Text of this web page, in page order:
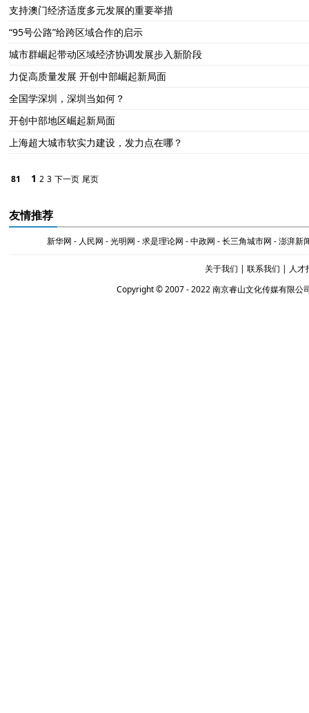
支持澳门经济适度多元发展的重要举措
“95号公路”给跨区域合作的启示
城市群崛起带动区域经济协调发展步入新阶段
力促高质量发展 开创中部崛起新局面
全国学深圳，深圳当如何？
开创中部地区崛起新局面
上海超大城市软实力建设，发力点在哪？
81 1 2 3 下一页 尾页
友情推荐
新华网 - 人民网 -光明网 -求是理论网 -中政网 -长三角城市网 -澎湃新
关于我们 |联系我们 | 人才
Copyright © 2007 - 2022 南京睿山文化传媒有限公